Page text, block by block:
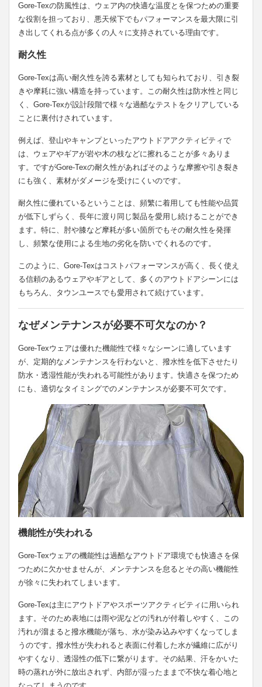
Gore-Texの防風性は、ウェア内の快適な温度とを保つための重要
な役割を担っており、悪天候下でもパフォーマンスを最大限に引
き出してくれる点が多くの人々に支持されている理由です。
耐久性
Gore-Texは高い耐久性を誇る素材としても知られており、引き裂
きや摩耗に強い構造を持っています。この耐久性は防水性と同じ
く、Gore-Texが設計段階で様々な過酷なテストをクリアしている
ことに裏付けされています。
例えば、登山やキャンプといったアウトドアアクティビティで
は、ウェアやギアが岩や木の枝などに擦れることが多々ありま
す。ですがGore-Texの耐久性があればそのような摩擦や引き裂き
にも強く、素材がダメージを受けにくいのです。
耐久性に優れているということは、頻繁に着用しても性能や品質
が低下しずらく、長年に渡り同じ製品を愛用し続けることができ
ます。特に、肘や膝など摩耗が多い箇所でもその耐久性を発揮
し、頻繁な使用による生地の劣化を防いでくれるのです。
このように、Gore-Texはコストパフォーマンスが高く、長く使え
る信頼のあるウェアやギアとして、多くのアウトドアシーンには
もちろん、タウンユースでも愛用されて続けています。
なぜメンテナンスが必要不可欠なのか？
Gore-Texウェアは優れた機能性で様々なシーンに適しています
が、定期的なメンテナンスを行わないと、撥水性を低下させたり
防水・透湿性能が失われる可能性があります。快適さを保つため
にも、適切なタイミングでのメンテナンスが必要不可欠です。
機能性が失われる
Gore-Texウェアの機能性は過酷なアウトドア環境でも快適さを保
つために欠かせませんが、メンテナンスを怠るとその高い機能性
が徐々に失われてしまいます。
Gore-Texは主にアウトドアやスポーツアクティビティに用いられ
ます。そのため表地には雨や泥などの汚れが付着しやすく、この
汚れが溜まると撥水機能が落ち、水が染み込みやすくなってしま
うのです。撥水性が失われると表面に付着した水が繊維に広がり
やすくなり、透湿性の低下に繋がります。その結果、汗をかいた
時の蒸れが外に放出されず、内部が湿ったままで不快な着心地と